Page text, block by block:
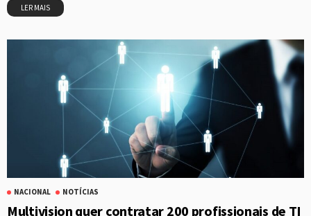
LER MAIS
NACIONAL NOTÍCIAS
Multivision quer contratar 200 profissionais de TI